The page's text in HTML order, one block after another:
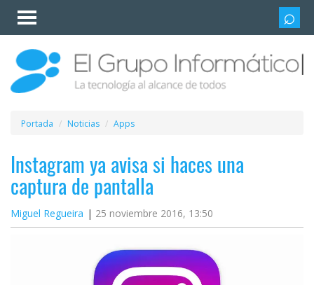
Invitado
Iniciar
sesión /
Registrarse
Esenciales
Móviles
Ofertas
Apps
Portada Noticias Apps
Instagram ya avisa si haces una
captura de pantalla
Miguel Regueira 25 noviembre 2016, 13:50